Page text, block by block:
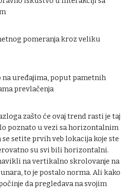
pomeranja kroz veliku
uređajima, poput pametnih
prevlačenja
zašto će ovaj trend rasti je taj
poznato u vezi sa horizontalnim
setite prvih veb lokacija koje ste
su svi bili horizontalni.
na vertikalno skrolovanje na
to je postalo norma. Ali kako
da pregledava na svojim